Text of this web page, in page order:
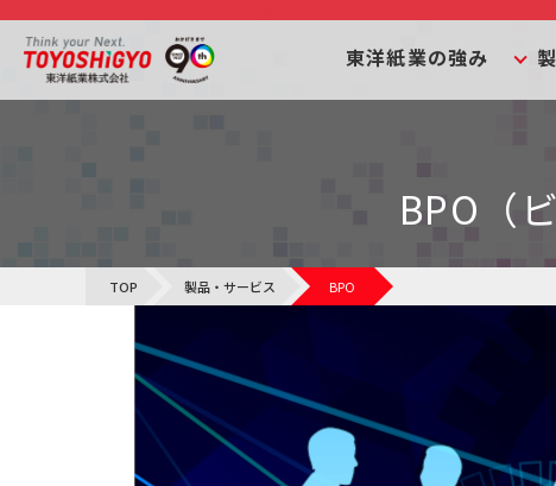
東洋紙業の強み
BPO（
TOP 製品・サービス BPO